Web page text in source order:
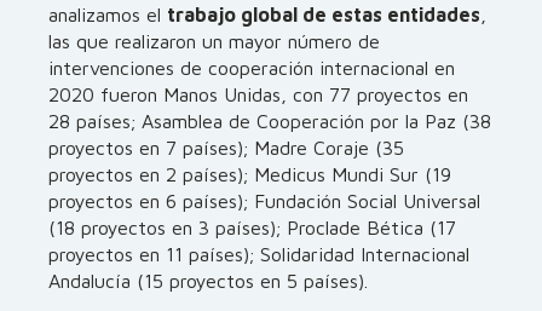
analizamos el trabajo global de estas entidades
las que realizaron un mayor número de
intervenciones de cooperación internacional en
2020 fueron Manos Unidas, con 77 proyectos en
28 países; Asamblea de Cooperación por la Paz (38
proyectos en 7 países); Madre Coraje (35
proyectos en 2 países); Medicus Mundi Sur (19
proyectos en 6 países); Fundación Social Universal
(18 proyectos en 3 países); Proclade Bética (17
proyectos en 11 países); Solidaridad Internacional
Andalucía (15 proyectos en 5 países).